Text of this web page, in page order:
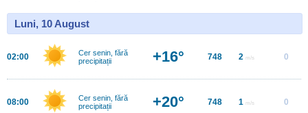
Luni, 10 August
02:00
Cer senin, fără
precipitații
+16° 748 2 m/s 0
08:00
Cer senin, fără
precipitații
+20° 748 1 m/s 0